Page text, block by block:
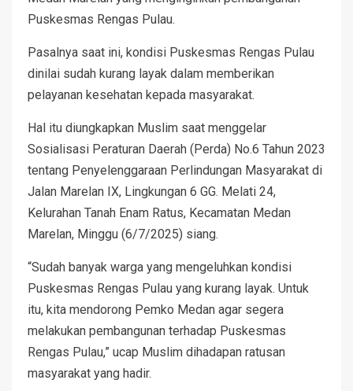
Puskesmas Rengas Pulau.
Pasalnya saat ini, kondisi Puskesmas Rengas Pulau
dinilai sudah kurang layak dalam memberikan
pelayanan kesehatan kepada masyarakat.
Hal itu diungkapkan Muslim saat menggelar
Sosialisasi Peraturan Daerah (Perda) No.6 Tahun 2023
tentang Penyelenggaraan Perlindungan Masyarakat di
Jalan Marelan IX, Lingkungan 6 GG. Melati 24,
Kelurahan Tanah Enam Ratus, Kecamatan Medan
Marelan, Minggu (6/7/2025) siang.
“Sudah banyak warga yang mengeluhkan kondisi
Puskesmas Rengas Pulau yang kurang layak. Untuk
itu, kita mendorong Pemko Medan agar segera
melakukan pembangunan terhadap Puskesmas
Rengas Pulau,” ucap Muslim dihadapan ratusan
masyarakat yang hadir.